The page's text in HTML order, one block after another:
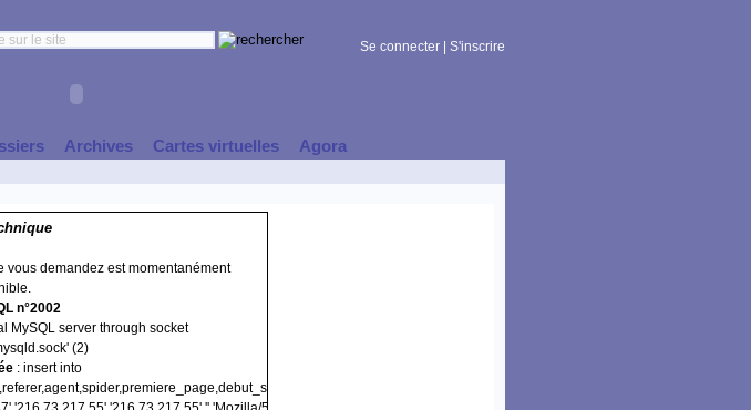
Se connecter S'inscrire
Archives Cartes virtuelles Agora
demandez est momentanément
n°2002
MySQL server through socket
(2)
: insert into